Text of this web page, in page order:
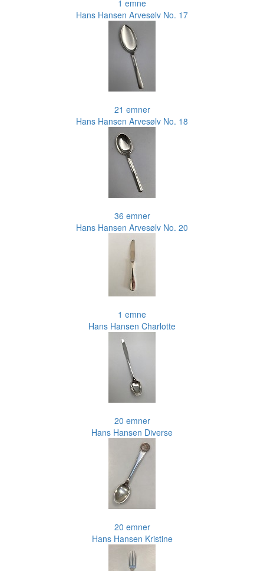
1 emne
Hans Hansen Arvesølv No. 17
21 emner
Hans Hansen Arvesølv No. 18
36 emner
Hans Hansen Arvesølv No. 20
1 emne
Hans Hansen Charlotte
20 emner
Hans Hansen Diverse
20 emner
Hans Hansen Kristine